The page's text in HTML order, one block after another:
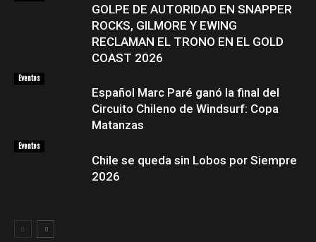
GOLPE DE AUTORIDAD EN SNAPPER
ROCKS, GILMORE Y EWING
RECLAMAN EL TRONO EN EL GOLD
COAST 2026
Eventos
Español Marc Paré ganó la final del
Circuito Chileno de Windsurf: Copa
Matanzas
Eventos
Chile se queda sin Lobos por Siempre
2026